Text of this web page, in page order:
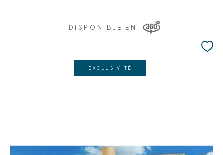
DISPONIBLE EN
EXCLUSIVITÉ